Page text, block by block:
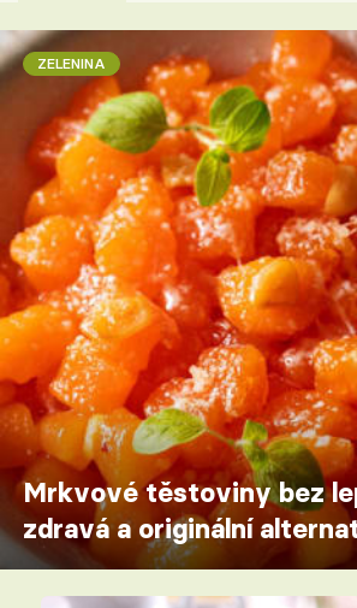
ZELENINA
Mrkvové těstoviny bez
zdravá a originální